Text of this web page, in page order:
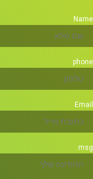
Name
phone
Email
msg